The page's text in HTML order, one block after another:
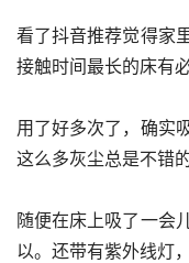
看了抖音推荐觉得家
接触时间最长的床有
用了好多次了，确实
这么多灰尘总是不错
随便在床上吸了一会
以。还带有紫外线灯